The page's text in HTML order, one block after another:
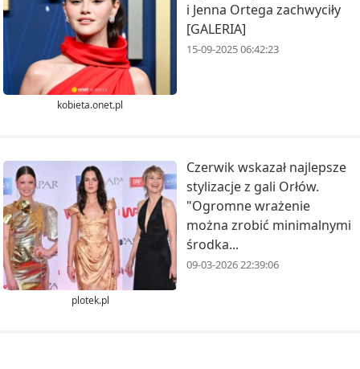
kobieta.onet.pl
i Jenna Ortega zachwyciły
[GALERIA]
15-09-2025 06:42:23
plotek.pl
Czerwik wskazał najlepsze
stylizacje z gali Orłów.
"Ogromne wrażenie
można zrobić minimalnymi
środka...
09-03-2026 22:39:06